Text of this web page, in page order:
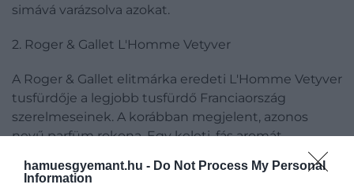
hamuesgyemant.hu - Do Not Process My Personal
Information
simává varázsolva azokat.
2. Roger & Gallet L'Homme Vetyver
A Roger & Gallet elitmárka eredeti L'Homme Vetyver
tusfürdője a legjobb tusfürdő Franciaország
szerelmeseinek. A korábban megjelent, azonos
nevű parfüm rokona. Egy keleti, fás aromát
amikor fürdőt veszünk, ez a luxus illat vár.